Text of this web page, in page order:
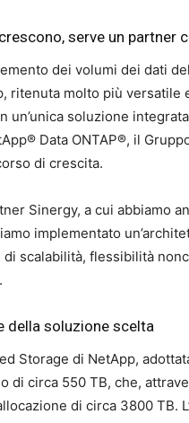
serve un partner
dei volumi dei dati
ritenuta molto più
un’unica soluzione
Data ONTAP®, il
di crescita.
Sinergy, a cui abbiamo
implementato
scalabilità, flessibilità
della soluzione scelta
Storage di NetApp,
di circa 550 TB, che,
di circa 3800 TB.